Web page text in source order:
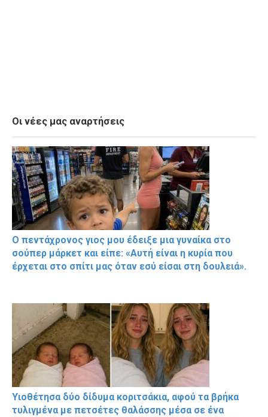
Οι νέες μας αναρτήσεις
Ο πεντάχρονος γιος μου έδειξε μια γυναίκα στο
σούπερ μάρκετ και είπε: «Αυτή είναι η κυρία που
έρχεται στο σπίτι μας όταν εσύ είσαι στη δουλειά».
Υιοθέτησα δύο δίδυμα κοριτσάκια, αφού τα βρήκα
τυλιγμένα με πετσέτες θαλάσσης μέσα σε ένα